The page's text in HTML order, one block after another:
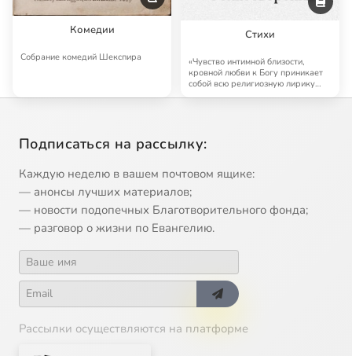
Комедии
Собрание комедий Шекспира
Стихи
«Чувство интимной близости,
кровной любви к Богу приникает
собой всю религиозную лирику
Подписаться на рассылку:
Каждую неделю в вашем почтовом ящике:
— анонсы лучших материалов;
— новости подопечных Благотворительного фонда;
— разговор о жизни по Евангелию.
Рассылки осуществляются на платформе